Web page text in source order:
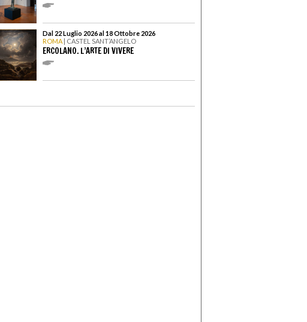
Dal 22 Luglio 2026 al 18 Ottobre 2026
ROMA | CASTEL SANT’ANGELO
ERCOLANO. L’ARTE DI VIVERE